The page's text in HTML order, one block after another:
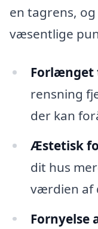
en tagrens,
væsentlige
Forlænget
rensning
der kan
Æstetisk
dit hus
værdien af
Fornyelse